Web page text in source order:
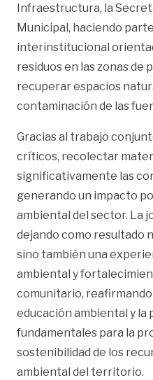
Infraestructura, la
Municipal, haciendo
interinstitucional
residuos en las zonas de
recuperar espacios
contaminación de las
Gracias al trabajo
críticos, recolectar
significativamente las
generando un impacto
ambiental del sector. La
dejando como resultado
sino también una
ambiental y
comunitario,
educación ambiental y la
fundamentales para la
sostenibilidad de los
ambiental del territorio.